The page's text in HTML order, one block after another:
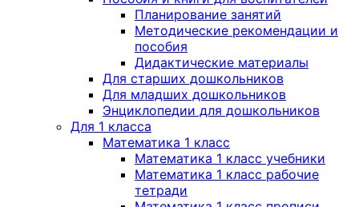
Планирование занятий
Методические рекомендации и
пособия
Дидактические материалы
Для старших дошкольников
Для младших дошкольников
Энциклопедии для дошкольников
Для 1 класса
Математика 1 класс
Математика 1 класс учебники
Математика 1 класс рабочие
тетради